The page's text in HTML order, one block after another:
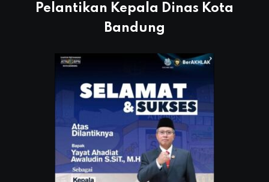
Pelantikan Kepala Dinas Kota
Bandung